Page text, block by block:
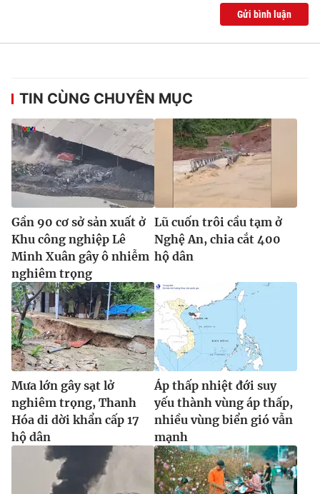
Gửi bình luận
TIN CÙNG CHUYÊN MỤC
Gần 90 cơ sở sản xuất ở
Khu công nghiệp Lê
Minh Xuân gây ô nhiễm
nghiêm trọng
Lũ cuốn trôi cầu tạm ở
Nghệ An, chia cắt 400
hộ dân
Mưa lớn gây sạt lở
nghiêm trọng, Thanh
Hóa di dời khẩn cấp 17
hộ dân
Áp thấp nhiệt đới suy
yếu thành vùng áp thấp,
nhiều vùng biển gió vẫn
mạnh